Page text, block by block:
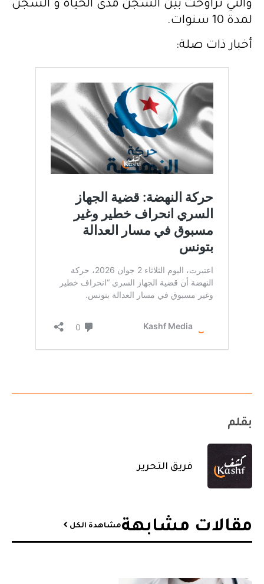
والتي تراوحت بين السجن مدى الحياة و السجن
لمدة 10 سنوات.
أخبار ذات صلة:
بقلم
فريق التحرير
مقالات مشابهة​مشاهدة الكل